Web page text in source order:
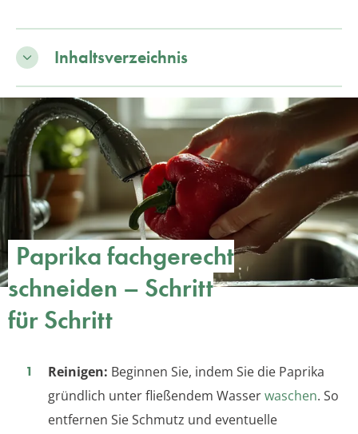
Inhaltsverzeichnis
Paprika fachgerecht
schneiden – Schritt
für Schritt
Reinigen: Beginnen Sie, indem Sie die Paprika
gründlich unter fließendem Wasserwaschen. So
entfernen Sie Schmutz und eventuelle